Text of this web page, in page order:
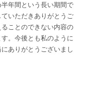
年間という長い期間で
いただきありがとうご
ことのできない内容の
。今後とも私のように
ありがとうございまし